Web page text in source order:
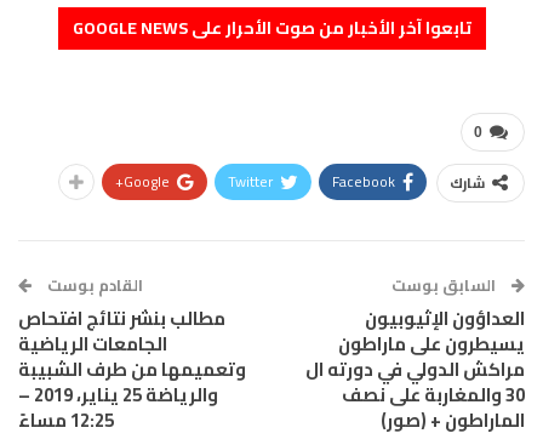
تابعوا آخر الأخبار من صوت الأحرار على GOOGLE NEWS
0
شارك Facebook
Twitter
Google+
السابق بوست
العداؤون الإثيوبيون
يسيطرون على ماراطون
مراكش الدولي في دورته ال
30 والمغاربة على نصف
الماراطون + (صور)
القادم بوست
مطالب بنشر نتائج افتحاص
الجامعات الرياضية
وتعميمها من طرف الشبيبة
والرياضة 25 يناير، 2019 –
12:25 مساءً